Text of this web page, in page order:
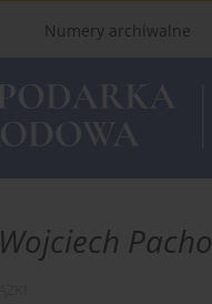
Numery archiwalne
Wojciech Pacho